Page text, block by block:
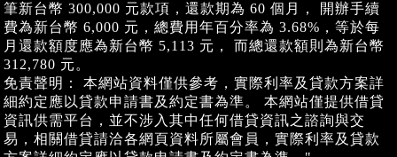
筆新台幣 300,000 元款項，還款期為 60 個月， 開辦手續
費為新台幣 6,000 元，總費用年百分率為 3.68%，等於每
月還款額度應為新台幣 5,113 元， 而總還款額則為新台幣
312,780 元。
免責聲明： 本網站資料僅供參考，實際利率及貸款方案詳
細約定應以貸款申請書及約定書為準。 本網站僅提供借貸
資訊供需平台，並不涉入其中任何借貸資訊之諮詢與交
易，相關借貸請洽各網頁資料所屬會員，實際利率及貸款